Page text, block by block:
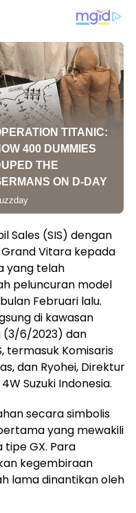
Sales (SIS) dengan
Vitara kepada
yang telah
peluncuran model
Februari lalu.
di kawasan
(3/6/2023) dan
termasuk Komisaris
dan Ryohei, Direktur
Suzuki Indonesia.
secara simbolis
yang mewakili
GX. Para
kegembiraan
lama dinantikan oleh